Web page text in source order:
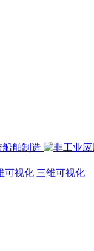
舶制造
三维可视化